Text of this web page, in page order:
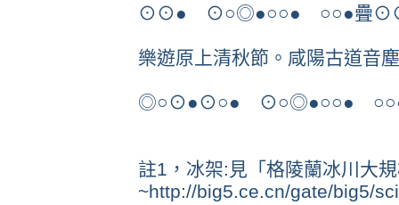
⊙⊙● ⊙○◎●○○● ○○●疊
樂遊原上清秋節。咸陽古道音
◎○⊙●⊙○● ⊙○◎●○○●
註1，冰架:見「格陵蘭冰川大
~http://big5.ce.cn/gate/big5/